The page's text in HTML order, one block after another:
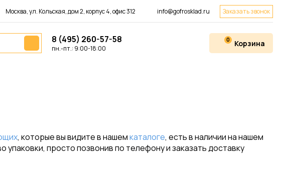
Москва, ул. Кольская, дом 2, корпус 4, офис 312 info@gofrosklad.ru Заказать звонок
8 (495) 260-57-58
пн.-пт.: 9:00-18:00
0 Корзина
, которые вы видите в нашемкаталоге, есть в наличии на нашем
просто позвонив по телефону и заказать доставку